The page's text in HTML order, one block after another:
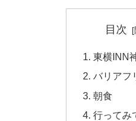
目次
東横INN
バリアフ
朝食
行ってみ